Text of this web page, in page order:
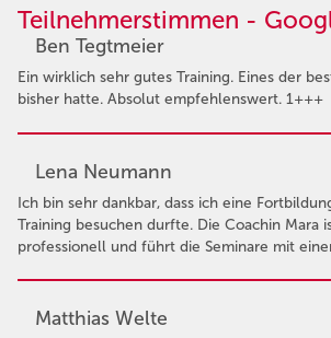
Teilnehmerstimmen -
Ben Tegtmeier
Ein wirklich sehr gutes Training. Eines der
bisher hatte. Absolut empfehlenswert. 1+++
Lena Neumann
Ich bin sehr dankbar, dass ich eine
Training besuchen durfte. Die Coachin Mara
professionell und führt die Seminare mit
Matthias Welte